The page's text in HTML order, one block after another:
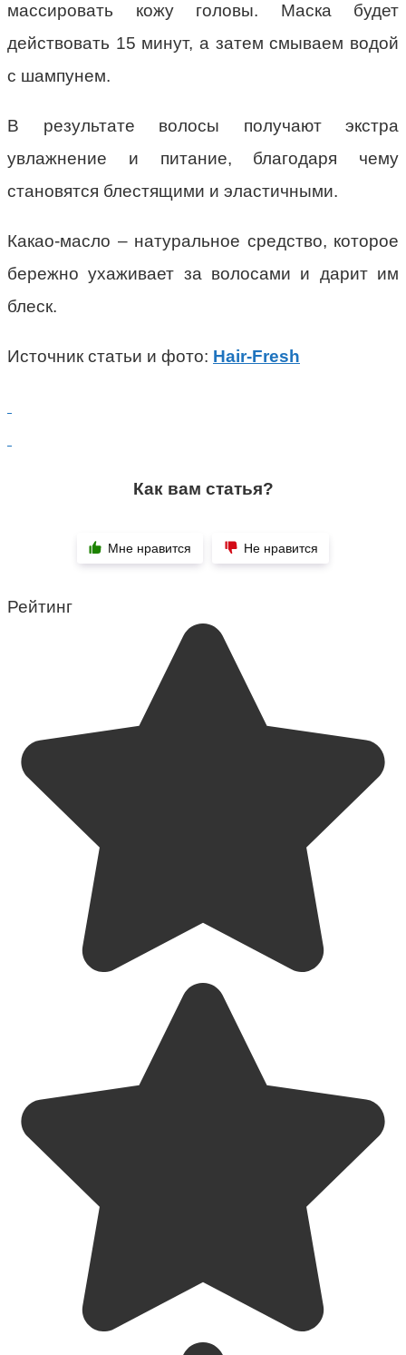
массировать кожу головы. Маска будет
действовать 15 минут, а затем смываем водой
с шампунем.
В результате волосы получают экстра
увлажнение и питание, благодаря чему
становятся блестящими и эластичными.
Какао-масло – натуральное средство, которое
бережно ухаживает за волосами и дарит им
блеск.
Источник статьи и фото: Hair-Fresh
Как вам статья?
Мне нравится Не нравится
Рейтинг